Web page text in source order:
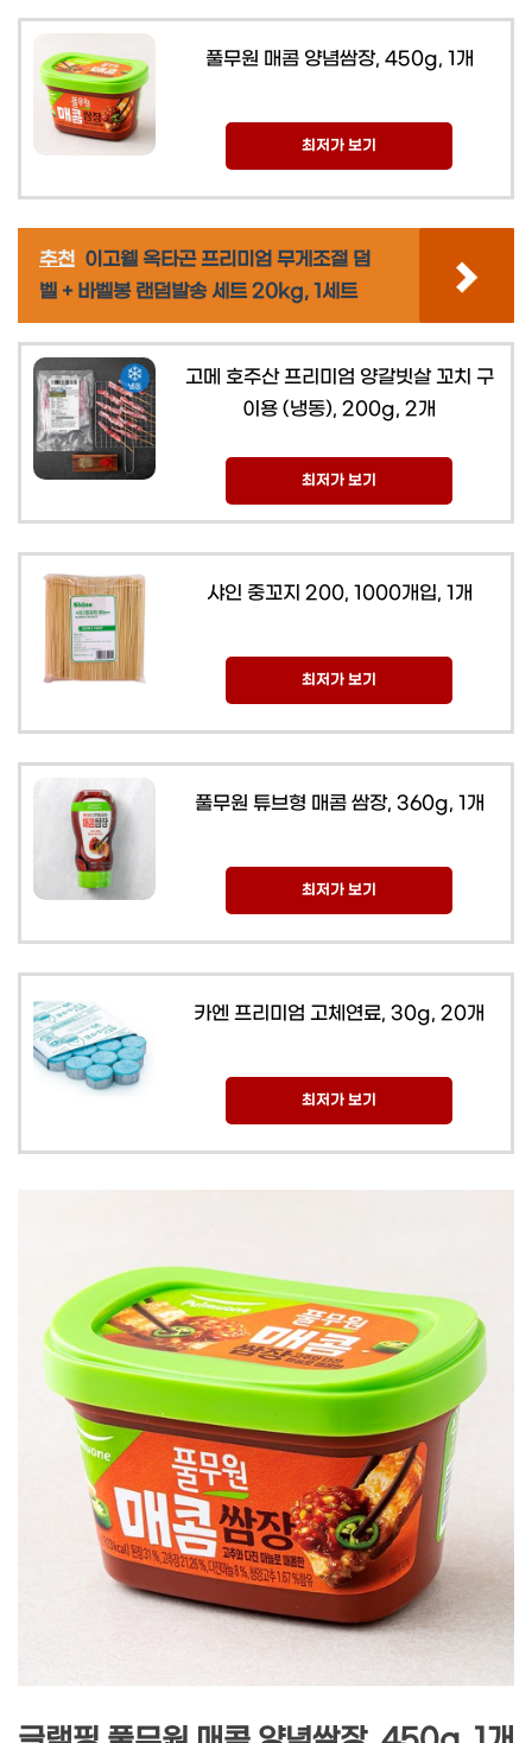
풀무원 매콤 양념쌈장, 450g, 1개
최저가 보기
추천 이고웰 옥타곤 프리미엄 무게조절 덤
벨 + 바벨봉 랜덤발송 세트 20kg, 1세트
고메 호주산 프리미엄 양갈빗살 꼬치 구
이용 (냉동), 200g, 2개
최저가 보기
샤인 중꼬지 200, 1000개입, 1개
최저가 보기
풀무원 튜브형 매콤 쌈장, 360g, 1개
최저가 보기
카엔 프리미엄 고체연료, 30g, 20개
최저가 보기